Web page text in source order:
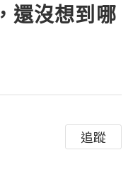
還沒想到哪
追蹤